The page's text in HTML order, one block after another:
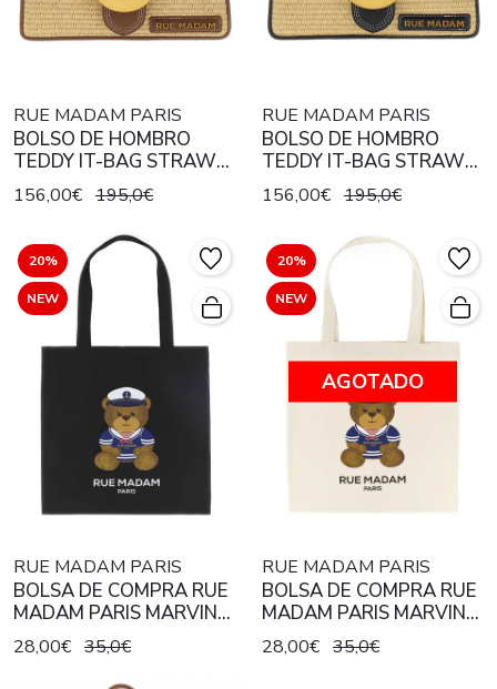
RUE MADAM PARIS
BOLSO DE HOMBRO
TEDDY IT-BAG STRAW
FRINGES BROWN
156,00€ 195,0€
RUE MADAM PARIS
BOLSO DE HOMBRO
TEDDY IT-BAG STRAW
FRINGES BLACK
156,00€ 195,0€
20%
NEW
RUE MADAM PARIS
BOLSA DE COMPRA RUE
MADAM PARIS MARVIN
SAC BLACK
28,00€ 35,0€
20%
NEW
AGOTADO
RUE MADAM PARIS
BOLSA DE COMPRA RUE
MADAM PARIS MARVIN
SAC CREMA
28,00€ 35,0€